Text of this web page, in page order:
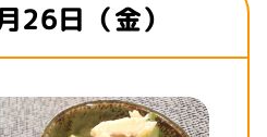
26日（金）